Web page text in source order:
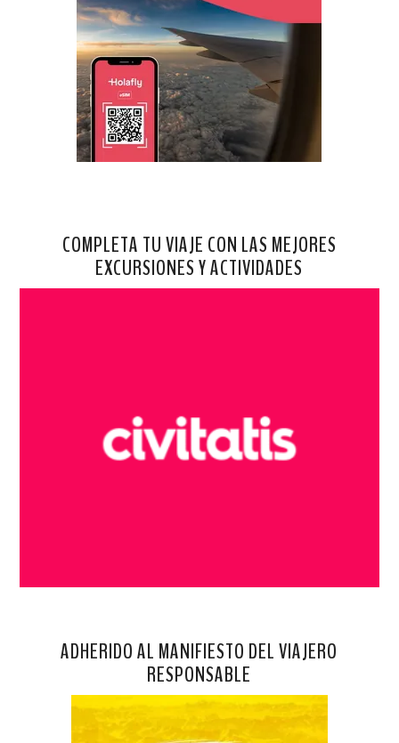
COMPLETA TU VIAJE CON LAS MEJORES
EXCURSIONES Y ACTIVIDADES
ADHERIDO AL MANIFIESTO DEL VIAJERO
RESPONSABLE